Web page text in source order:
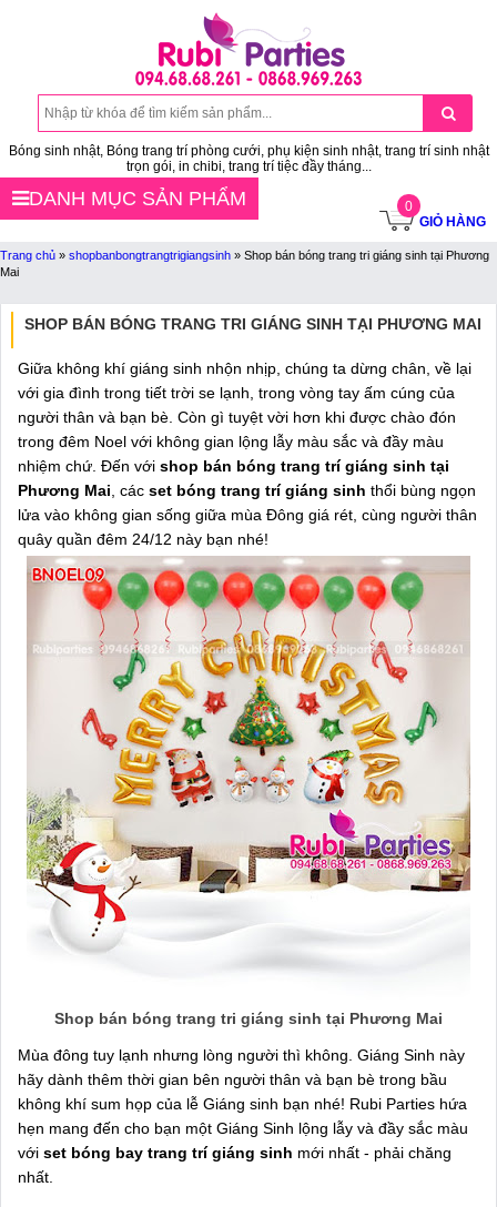
Bóng sinh nhật, Bóng trang trí phòng cưới, phụ kiện sinh nhật, trang trí sinh nhật
trọn gói, in chibi, trang trí tiệc đầy tháng...
0
GIỎ HÀNG
DANH MỤC SẢN PHẨM
Trang chủ » shopbanbongtrangtrigiangsinh » Shop bán bóng trang tri giáng sinh tại Phương
Mai
SHOP BÁN BÓNG TRANG TRI GIÁNG SINH TẠI PHƯƠNG MAI
Giữa không khí giáng sinh nhộn nhịp, chúng ta dừng chân, về lại
với gia đình trong tiết trời se lạnh, trong vòng tay ấm cúng của
người thân và bạn bè. Còn gì tuyệt vời hơn khi được chào đón
trong đêm Noel với không gian lộng lẫy màu sắc và đầy màu
nhiệm chứ. Đến với shop bán bóng trang trí giáng sinh tại
Phương Mai , các set bóng trang trí giáng sinh thổi bùng ngọn
lửa vào không gian sống giữa mùa Đông giá rét, cùng người thân
quây quần đêm 24/12 này bạn nhé!
Shop bán bóng trang tri giáng sinh tại Phương Mai
Mùa đông tuy lạnh nhưng lòng người thì không. Giáng Sinh này
hãy dành thêm thời gian bên người thân và bạn bè trong bầu
không khí sum họp của lễ Giáng sinh bạn nhé! Rubi Parties hứa
hẹn mang đến cho bạn một Giáng Sinh lộng lẫy và đầy sắc màu
với set bóng bay trang trí giáng sinh mới nhất - phải chăng
nhất.